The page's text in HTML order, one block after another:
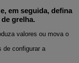
em seguida, defina
grelha.
valores ou mova o
de configurar a